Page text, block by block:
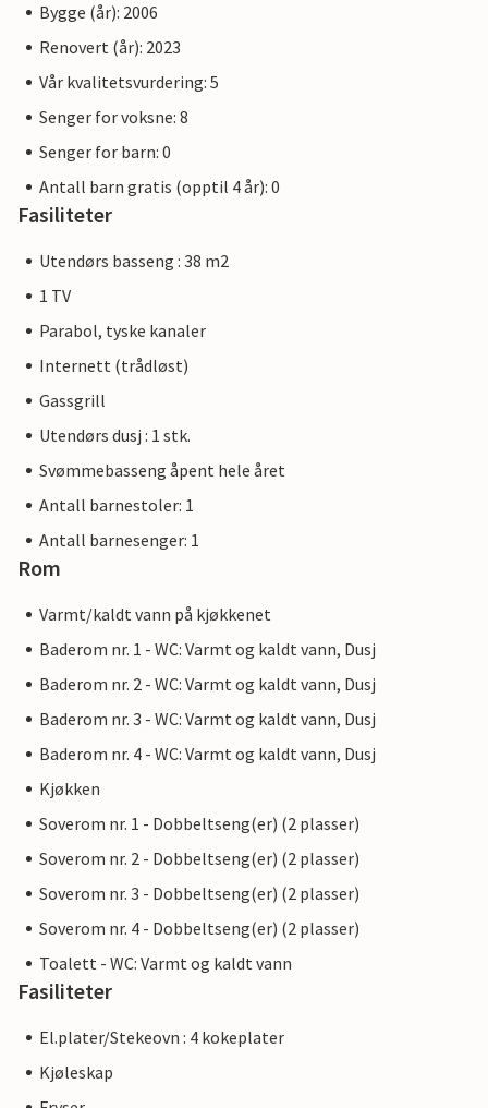
Bygge (år): 2006
Renovert (år): 2023
Vår kvalitetsvurdering: 5
Senger for voksne: 8
Senger for barn: 0
Antall barn gratis (opptil 4 år): 0
Fasiliteter
Utendørs basseng : 38 m2
1 TV
Parabol, tyske kanaler
Internett (trådløst)
Gassgrill
Utendørs dusj : 1 stk.
Svømmebasseng åpent hele året
Antall barnestoler: 1
Antall barnesenger: 1
Rom
Varmt/kaldt vann på kjøkkenet
Baderom nr. 1 - WC: Varmt og kaldt vann, Dusj
Baderom nr. 2 - WC: Varmt og kaldt vann, Dusj
Baderom nr. 3 - WC: Varmt og kaldt vann, Dusj
Baderom nr. 4 - WC: Varmt og kaldt vann, Dusj
Kjøkken
Soverom nr. 1 - Dobbeltseng(er) (2 plasser)
Soverom nr. 2 - Dobbeltseng(er) (2 plasser)
Soverom nr. 3 - Dobbeltseng(er) (2 plasser)
Soverom nr. 4 - Dobbeltseng(er) (2 plasser)
Toalett - WC: Varmt og kaldt vann
Fasiliteter
El.plater/Stekeovn : 4 kokeplater
Kjøleskap